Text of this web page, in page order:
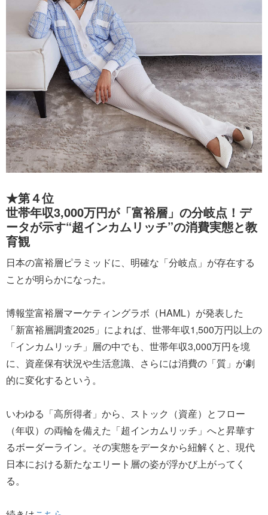
★第４位
世帯年収3,000万円が「富裕層」の分岐点！デ
ータが示す“超インカムリッチ”の消費実態と教
育観
日本の富裕層ピラミッドに、明確な「分岐点」が存在する
ことが明らかになった。
博報堂富裕層マーケティングラボ（HAML）が発表した
「新富裕層調査2025」によれば、世帯年収1,500万円以上の
「インカムリッチ」層の中でも、世帯年収3,000万円を境
に、資産保有状況や生活意識、さらには消費の「質」が劇
的に変化するという。
いわゆる「高所得者」から、ストック（資産）とフロー
（年収）の両輪を備えた「超インカムリッチ」へと昇華す
るボーダーライン。その実態をデータから紐解くと、現代
日本における新たなエリート層の姿が浮かび上がってく
る。